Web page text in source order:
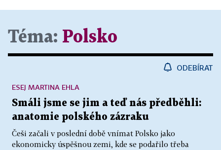
Téma: Polsko
ODEBÍRAT
Smáli jsme se jim a teď nás předběhli:
anatomie polského zázraku
Češi začali v poslední době vnímat Polsko jako
ekonomicky úspěšnou zemi, kde se podařilo třeba
ESEJ MARTINA EHLA